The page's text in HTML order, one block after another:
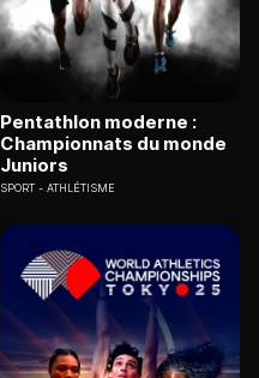
Pentathlon moderne :
Championnats du monde
Juniors
SPORT ATHLÉTISME